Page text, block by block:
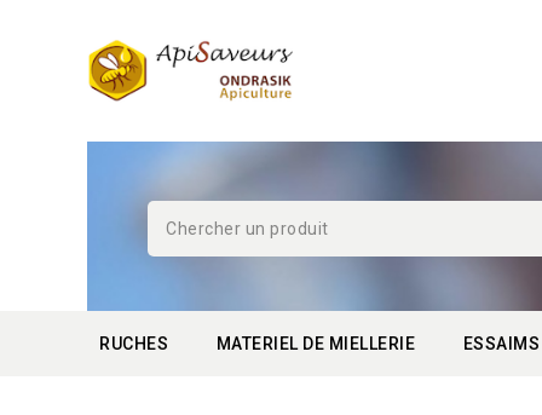
RUCHES MATERIEL DE MIELLERIE ESSAIMS